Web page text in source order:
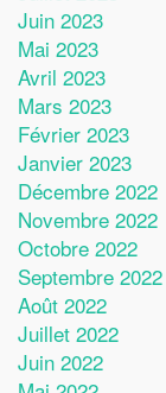
Juin 2023
Mai 2023
Avril 2023
Mars 2023
Février 2023
Janvier 2023
Décembre 2022
Novembre 2022
Octobre 2022
Septembre 2022
Août 2022
Juillet 2022
Juin 2022